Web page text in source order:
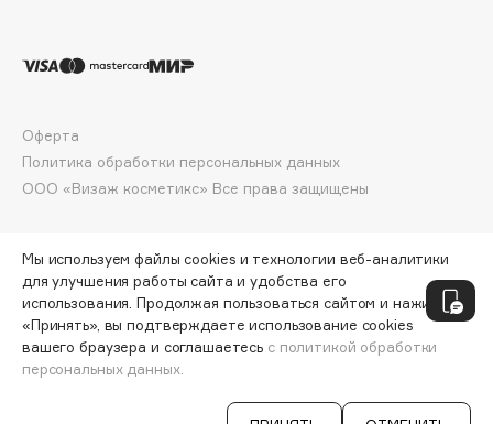
Dolce & Gabbana
Dorco
DP Daily Perfection
Dr. Vranjes Firenze
Dr.Ceuracle
Dr.Jart+
Dyson
СООБЩИТЬ О ПОСТУПЛЕНИИ
ООО «Визаж косметикс» Все права защищены
Оферта
Политика обработки персональных данных
Мы используем файлы cookies и технологии веб-аналитики
для улучшения работы сайта и удобства его
использования. Продолжая пользоваться сайтом и нажимая
«Принять», вы подтверждаете использование cookies
вашего браузера и соглашаетесь с политикой обработки
персональных данных.